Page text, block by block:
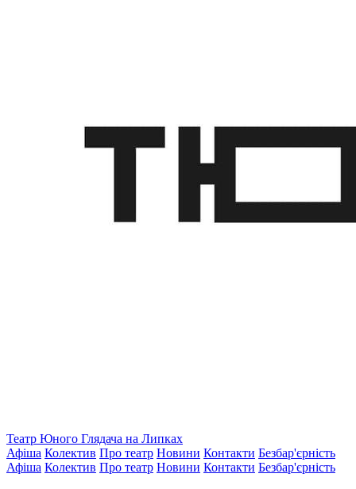
Театр Юного Глядача на Липках
Афіша Колектив Про театр Новини Контакти Безбар'єрність
Афіша Колектив Про театр Новини Контакти Безбар'єрність